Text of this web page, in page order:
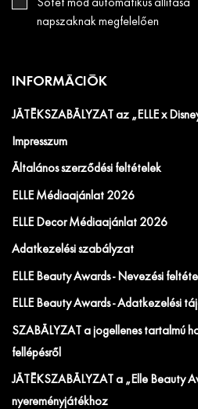
Sötét mód automatikus állítása
napszaknak megfelelően
INFORMÁCIÓK
JÁTÉKSZABÁLYZAT az „ELLE x
Impresszum
Általános szerződési feltételek
ELLE Médiaajánlat 2026
ELLE Decor Médiaajánlat 2026
Adatkezelési szabályzat
ELLE Beauty Awards - Nevezési
ELLE Beauty Awards - Adatkezelési
SZABÁLYZAT a jogellenes tartalmú
fellépésről
JÁTÉKSZABÁLYZAT a „Elle Beauty
nyereményjátékhoz